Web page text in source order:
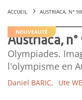
ACCUEIL AUSTRIACA, N° 98
NOUVEAUTÉ
Austriaca, n°
Olympiades.
l'olympisme en
Daniel BARIC, Ute